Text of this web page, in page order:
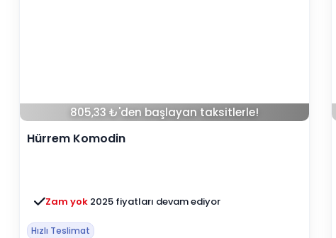
805,33 ₺'den başlayan taksitlerle!
Hürrem Komodin
Zam yok 2025 fiyatları devam ediyor
Hızlı Teslimat